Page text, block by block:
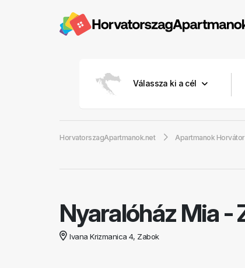
Válassza ki a cél
HorvatorszagApartmanok.net Apartmanok
Nyaralóház Mia-
Ivana Krizmanica 4, Zabok